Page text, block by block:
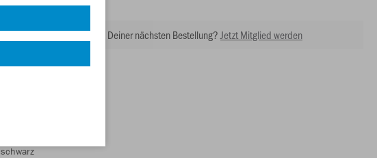
Lust auf 30% Rabatt bei Deiner nächsten Bestellung? Jetzt Mitglied werden
schwarz